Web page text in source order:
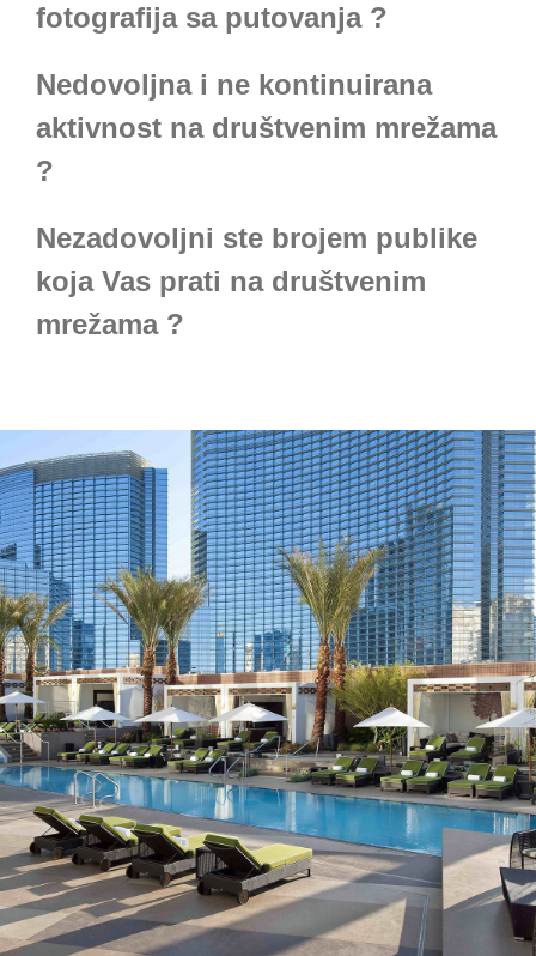
fotografija sa putovanja ?
Nedovoljna i ne kontinuirana
aktivnost na društvenim mrežama
?
Nezadovoljni ste brojem publike
koja Vas prati na društvenim
mrežama ?